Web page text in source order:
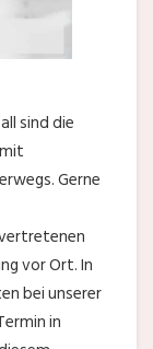
sind die
Gerne
vor Ort. In
bei unserer
in